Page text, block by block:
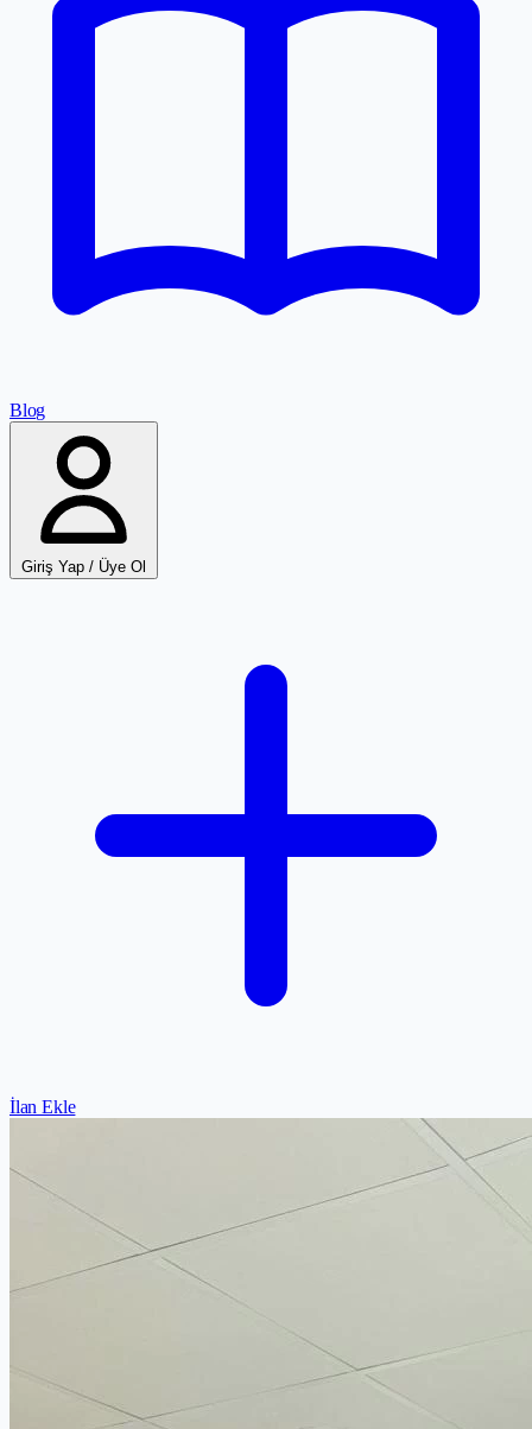
Blog
Giriş Yap / Üye Ol
İlan Ekle